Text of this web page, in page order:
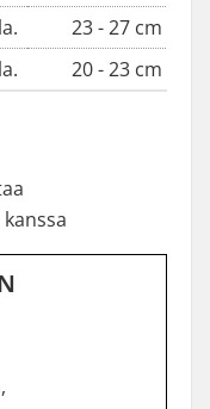
23 - 27 cm
20 - 23 cm